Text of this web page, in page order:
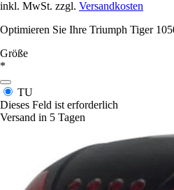
inkl. MwSt. zzgl. Versandkosten
Optimieren Sie Ihre Triumph Tiger
Größe
*
TU
Dieses Feld ist erforderlich
Versand in 5 Tagen